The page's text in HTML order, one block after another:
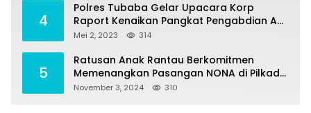
4
Polres Tubaba Gelar Upacara Korp
Raport Kenaikan Pangkat Pengabdian AKP
Alaidin Effendi
Mei 2, 2023 314
5
Ratusan Anak Rantau Berkomitmen
Memenangkan Pasangan NONA di Pilkada
Tubaba 2024
November 3, 2024 310